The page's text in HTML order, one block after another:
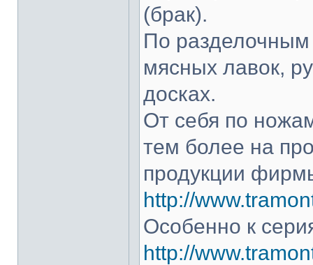
(брак).
По разделочным
мясных лавок,
досках.
От себя по
тем более на
продукции
http://
Особенно к
http://